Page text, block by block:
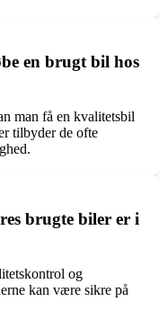
en brugt bil hos
man få en kvalitetsbil
tilbyder de ofte
brugte biler er i
og
kan være sikre på